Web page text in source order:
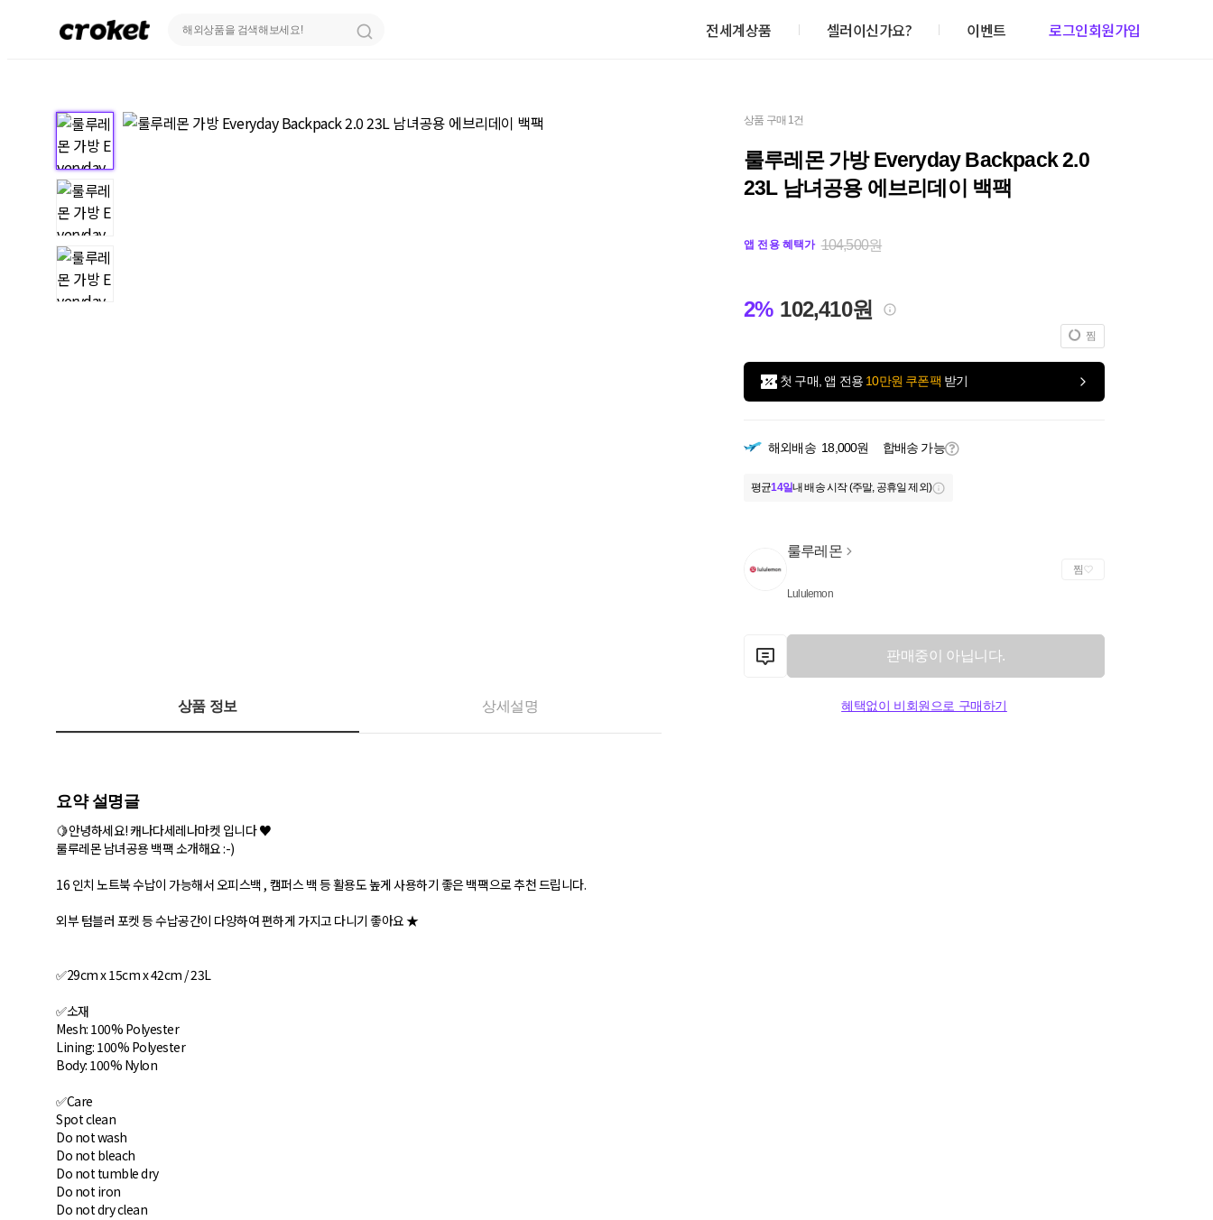
전세계상품 셀러이신가요? 이벤트 로그인회원가입
상품 구매 1건
룰루레몬 가방 Everyday Backpack 2.0
23L 남녀공용 에브리데이 백팩
앱 전용 혜택가 104,500원
2% 102,410원
찜
첫 구매, 앱 전용 10만원 쿠폰팩 받기
해외배송 18,000원 합배송 가능
평균14일내 배송 시작 (주말, 공휴일 제외)
룰루레몬
Lululemon
찜
판매중이 아닙니다.
혜택없이 비회원으로 구매하기
상품 정보 상세설명
요약 설명글
🍋 안녕하세요! 캐나다세레나마켓 입니다 ♥
룰루레몬 남녀공용 백팩 소개해요 :-)
16 인치 노트북 수납이 가능해서 오피스백 , 캠퍼스 백 등 활용도 높게 사용하기 좋은 백팩으로 추천 드립니다.
외부 텀블러 포켓 등 수납공간이 다양하여 편하게 가지고 다니기 좋아요 ★
✅29cm x 15cm x 42cm / 23L
✅소재
Mesh: 100% Polyester
Lining: 100% Polyester
Body: 100% Nylon
✅Care
Spot clean
Do not wash
Do not bleach
Do not tumble dry
Do not iron
Do not dry clean